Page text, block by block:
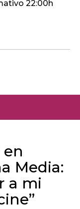
22:00h
Media:
a mi